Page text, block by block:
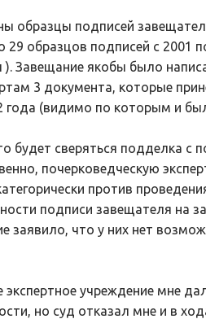
образцы подписей
образцов подписей с 2001
). Завещание якобы было
3 документа, которые
года (видимо по которым и
будет сверяться подделка с
почерковедческую
против
подписи завещателя на
заявило, что у них нет
учреждение мне
но суд отказал мне и в